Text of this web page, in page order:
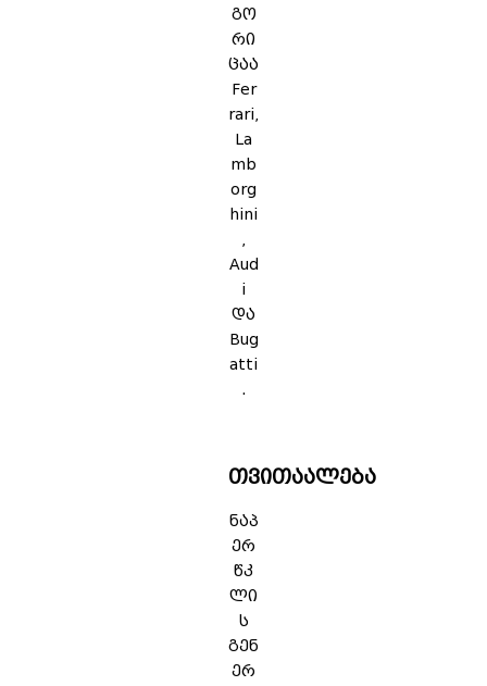
გო
რი
ცაა
Fer
rari,
La
mb
org
hini
,
Aud
i
და
Bug
atti
.
თვითაალება
ნაპ
ერ
წკ
ლი
ს
გენ
ერ